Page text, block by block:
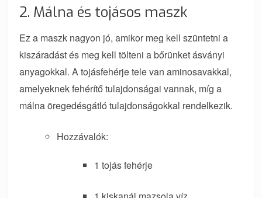
2. Málna és tojásos maszk
Ez a maszk nagyon jó, amikor meg kell szüntetni a
kiszáradást és meg kell tölteni a bőrünket ásványi
anyagokkal. A tojásfehérje tele van aminosavakkal,
amelyeknek fehérítő tulajdonságai vannak, míg a
málna öregedésgátló tulajdonságokkal rendelkezik.
Hozzávalók:
1 tojás fehérje